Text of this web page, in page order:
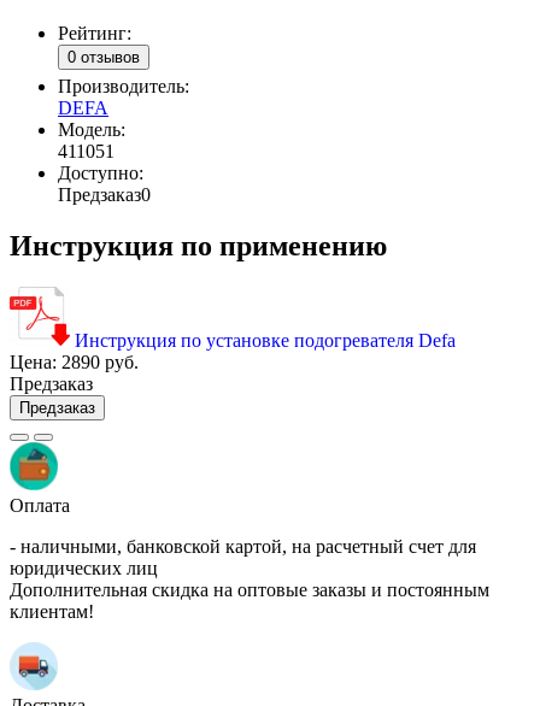
Рейтинг:
0 отзывов
Производитель:
DEFA
Модель:
411051
Доступно:
Предзаказ0
Инструкция по применению
Инструкция по установке подогревателя Defa
Цена: 2890 руб.
Предзаказ
Предзаказ
Оплата
- наличными, банковской картой, на расчетный счет для
юридических лиц
Дополнительная скидка на оптовые заказы и постоянным
клиентам!